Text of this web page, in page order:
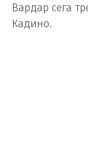
Вардар сега
Кадино.